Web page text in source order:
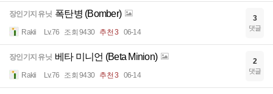
장인기지 유닛 폭탄병 (Bomber)
Rakii Lv.76 조회 9430 추천 3 06-14
3
댓글
장인기지 유닛 베타 미니언 (Beta Minion)
Rakii Lv.76 조회 9430 추천 3 06-14
2
댓글